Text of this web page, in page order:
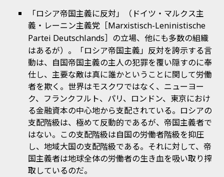
「ロシア帝国主義に反対」（ドイツ・マルクス主
義・レーニン主義党［Marxistisch-Leninistische
Partei Deutschlands］の立場、他にも多数の組織
はあるが）。「ロシア帝国主義」反対を誇示する言
動は、自国帝国主義の主人の犯罪を覆い隠すのに奉
仕し、主要な敵は真に誰かということに関して労働
者を欺く。世界はモスクワではなく、ニューヨー
ク、フランクフルト、パリ、ロンドン、東京におけ
る金融資本の中心地から支配されている。ロシアの
支配階級は、極めて反動的であるが、帝国主義者で
はない。この支配階級は自国の労働者階級を抑圧
し、地域大国の支配階級である。それに対して、帝
国主義者は地球全体の労働者の生き血を吸い取り搾
取しているのだ。